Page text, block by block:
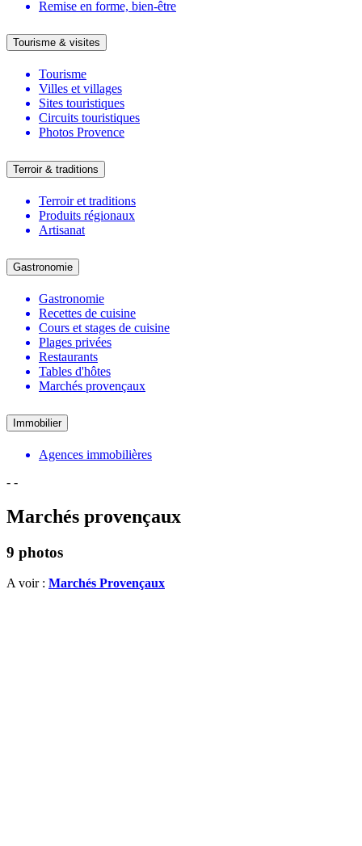
Remise en forme, bien-être
Tourisme & visites
Tourisme
Villes et villages
Sites touristiques
Circuits touristiques
Photos Provence
Terroir & traditions
Terroir et traditions
Produits régionaux
Artisanat
Gastronomie
Gastronomie
Recettes de cuisine
Cours et stages de cuisine
Plages privées
Restaurants
Tables d'hôtes
Marchés provençaux
Immobilier
Agences immobilières
- -
Marchés provençaux
9 photos
A voir : Marchés Provençaux